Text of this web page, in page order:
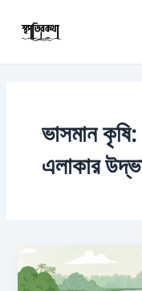
ভাসমান কৃষি:
এলাকার